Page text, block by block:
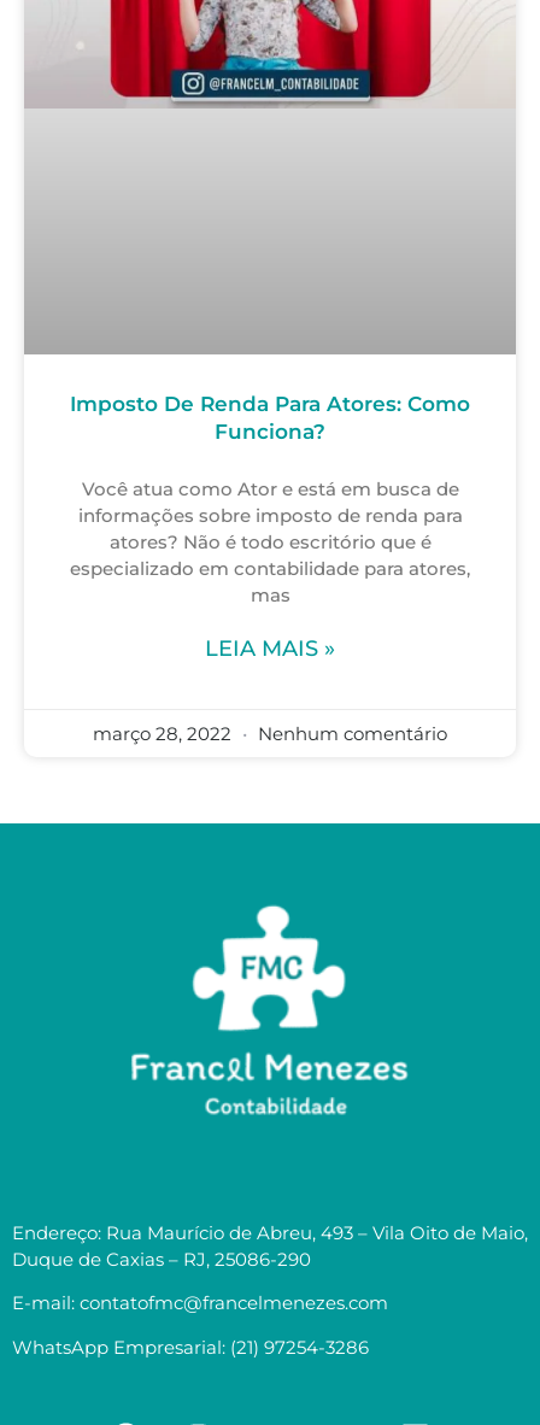
Imposto De Renda Para Atores: Como
Funciona?
Você atua como Ator e está em busca de
informações sobre imposto de renda para
atores? Não é todo escritório que é
especializado em contabilidade para atores,
mas
LEIA MAIS »
março 28, 2022 Nenhum comentário
Endereço: Rua Maurício de Abreu, 493 – Vila Oito de Maio,
Duque de Caxias – RJ, 25086-290
E-mail: contatofmc@francelmenezes.com
WhatsApp Empresarial: (21) 97254-3286